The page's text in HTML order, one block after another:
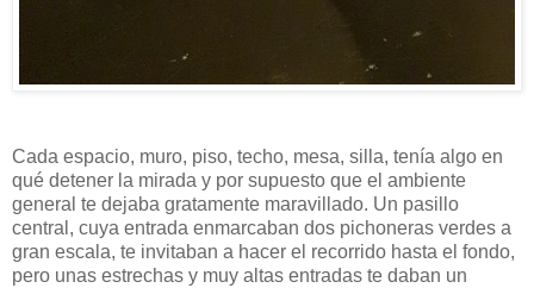
Cada espacio, muro, piso, techo, mesa, silla, tenía algo en
qué detener la mirada y por supuesto que el ambiente
general te dejaba gratamente maravillado. Un pasillo
central, cuya entrada enmarcaban dos pichoneras verdes a
gran escala, te invitaban a hacer el recorrido hasta el fondo,
pero unas estrechas y muy altas entradas te daban un